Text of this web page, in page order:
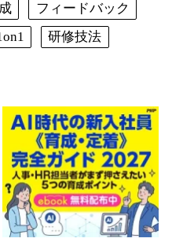
フィードバック
研修技法